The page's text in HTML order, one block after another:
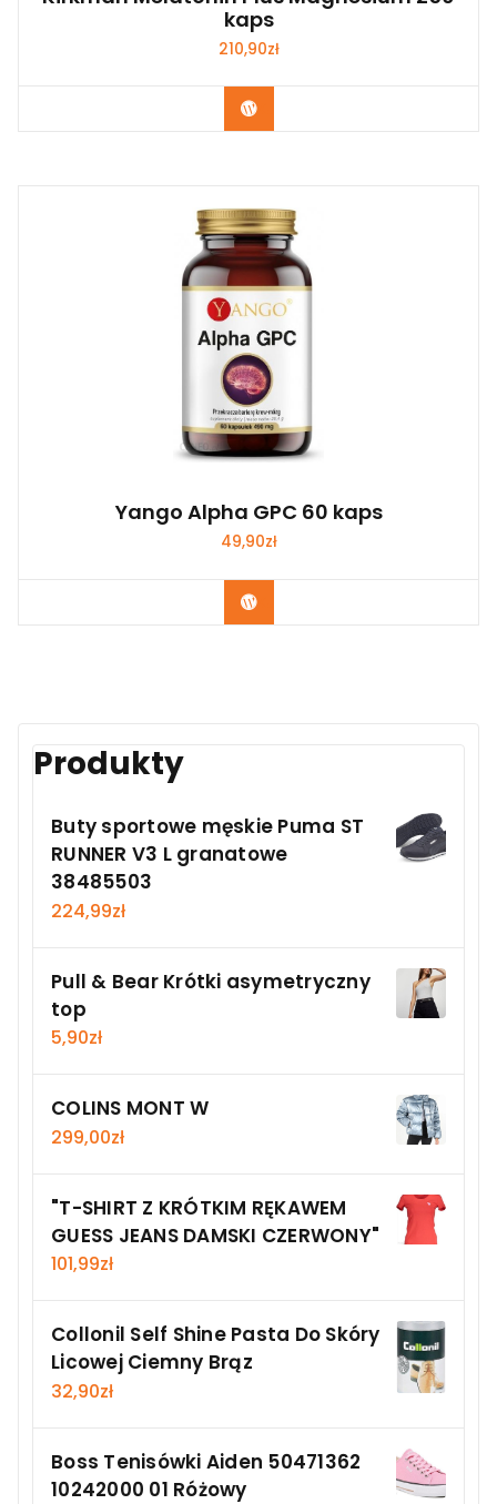
kaps
210,90zł
Kup Teraz
Yango Alpha GPC 60 kaps
49,90zł
Kup Teraz
Produkty
Buty sportowe męskie Puma ST
RUNNER V3 L granatowe
38485503
224,99zł
Pull & Bear Krótki asymetryczny
top
5,90zł
COLINS MONT W
299,00zł
"T-SHIRT Z KRÓTKIM RĘKAWEM
GUESS JEANS DAMSKI CZERWONY"
101,99zł
Collonil Self Shine Pasta Do Skóry
Licowej Ciemny Brąz
32,90zł
Boss Tenisówki Aiden 50471362
10242000 01 Różowy